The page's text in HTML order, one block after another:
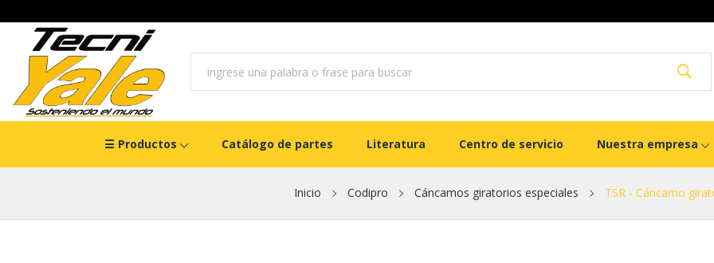
☰ Productos Catálogo de partes Literatura Centro de servicio Nuestra empresa
Inicio Codipro Cáncamos giratorios especiales TSR - Cáncamo